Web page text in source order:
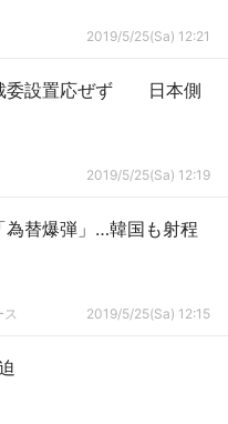
2019/5/25(Sa) 12:21
委設置応ぜず 日本側
2019/5/25(Sa) 12:19
為替爆弾」…韓国も射程
2019/5/25(Sa) 12:15